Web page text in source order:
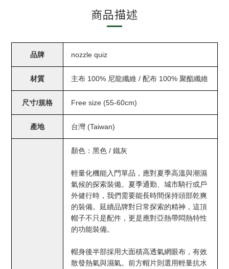
商品描述
品牌 nozzle quiz
材質 主布 100% 尼龍纖維 / 配布 100% 聚酯纖維
尺寸/規格 Free size (55-60cm)
產地 台灣 (Taiwan)
顏色：黑色 / 鐵灰
輕量化機能入門單品，應對夏季高溫與潮濕
氣候的探索裝備。夏季通勤、城市騎行或戶
外健行時，我們需要能長時間保持頭部乾爽
的裝備。延續品牌對日常探索的精神，這頂
帽子不只是配件，更是應對亞熱帶悶熱特性
的功能裝備。
帽身後半部採用大面積高透氣網眼布，有效
散發熱氣與濕氣。前方帽片則選用輕量抗水